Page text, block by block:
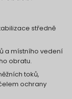
středně
a místního vedení
obratu.
toků,
ochrany